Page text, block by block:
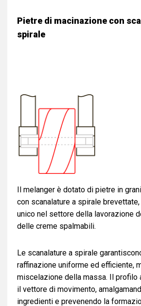
Pietre di macinazione con
spirale
Il melanger è dotato di pietre in
con scanalature a spirale
unico nel settore della lavorazione
delle creme spalmabili.
Le scanalature a spirale
raffinazione uniforme ed efficiente,
miscelazione della massa. Il profilo
il vettore di movimento,
ingredienti e prevenendo la